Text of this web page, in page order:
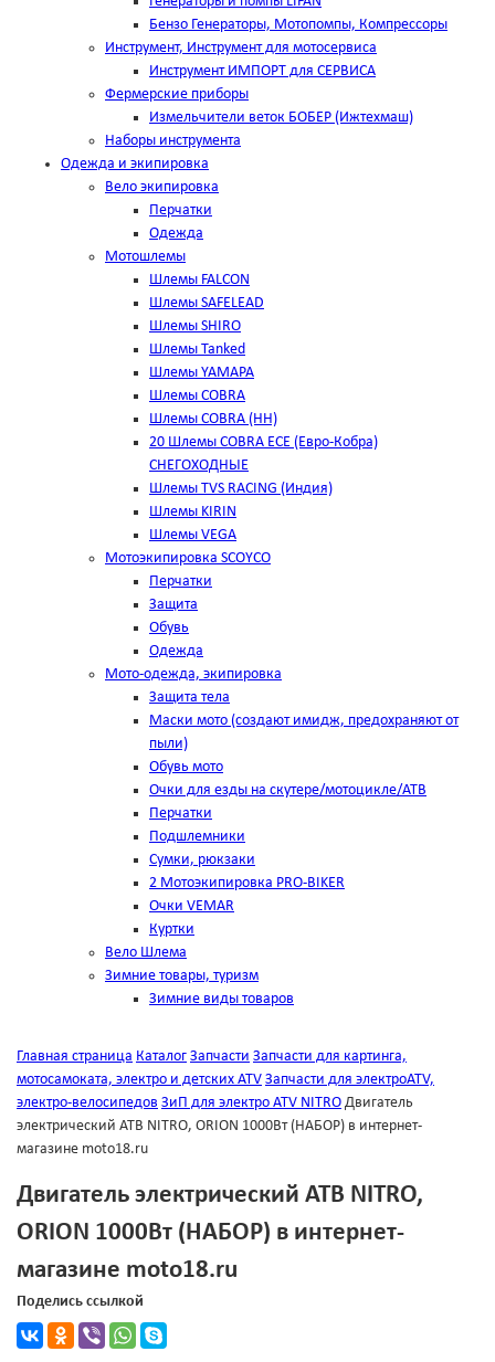
Бензо Генераторы, Мотопомпы, Компрессоры
Инструмент, Инструмент для мотосервиса
Инструмент ИМПОРТ для СЕРВИСА
Фермерские приборы
Измельчители веток БОБЕР (Ижтехмаш)
Наборы инструмента
Одежда и экипировка
Вело экипировка
Перчатки
Одежда
Мотошлемы
Шлемы FALCON
Шлемы SAFELEAD
Шлемы SHIRO
Шлемы Tanked
Шлемы YAMAPA
Шлемы COBRA
Шлемы COBRA (HH)
20 Шлемы COBRA ECE (Евро-Кобра)
СНЕГОХОДНЫЕ
Шлемы TVS RACING (Индия)
Шлемы KIRIN
Шлемы VEGA
Мотоэкипировка SCOYCO
Перчатки
Защита
Обувь
Одежда
Мото-одежда, экипировка
Защита тела
Маски мото (создают имидж, предохраняют от
пыли)
Обувь мото
Очки для езды на скутере/мотоцикле/АТВ
Перчатки
Подшлемники
Сумки, рюкзаки
2 Мотоэкипировка PRO-BIKER
Очки VEMAR
Куртки
Вело Шлема
Зимние товары, туризм
Зимние виды товаров
Главная страница Каталог Запчасти Запчасти для картинга,
мотосамоката, электро и детских ATV Запчасти для электроATV,
электро-велосипедов ЗиП для электро ATV NITRO Двигатель
электрический АТВ NITRO, ORION 1000Вт (НАБОР) в интернет-
магазине moto18.ru
Двигатель электрический АТВ NITRO,
ORION 1000Вт (НАБОР) в интернет-
магазине moto18.ru
Поделись ссылкой